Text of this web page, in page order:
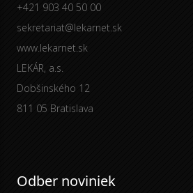
+421 903 40 50 00
sekretariat@lekarnet.sk
www.lekarnet.sk
LEKÁR, a.s.
Dobšinského 12
811 05 Bratislava
Odber noviniek